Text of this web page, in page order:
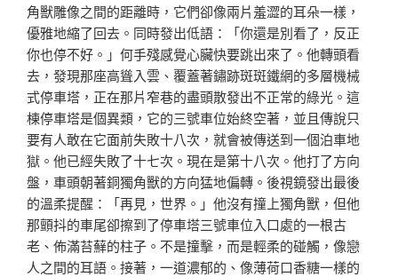
角獸雕像之間的距離時，它們卻像兩片羞澀的耳朵一樣，
優雅地縮了回去。同時發出低語：「你還是別看了，反正
你也停不好。」何手殘感覺心臟快要跳出來了。他轉頭看
去，發現那座高聳入雲、覆蓋著鏽跡斑斑鐵網的多層機械
式停車塔，正在那片窄巷的盡頭散發出不正常的綠光。這
棟停車塔是個異類，它的三號車位始終空著，並且傳說只
要有人敢在它面前失敗十八次，就會被傳送到一個泊車地
獄。他已經失敗了十七次。現在是第十八次。他打了方向
盤，車頭朝著銅獨角獸的方向猛地偏轉。後視鏡發出最後
的溫柔提醒：「再見，世界。」他沒有撞上獨角獸，但他
那顫抖的車尾卻擦到了停車塔三號車位入口處的一根古
老、佈滿苔蘚的柱子。不是撞擊，而是輕柔的碰觸，像戀
人之間的耳語。接著，一道濃郁的、像薄荷口香糖一樣的